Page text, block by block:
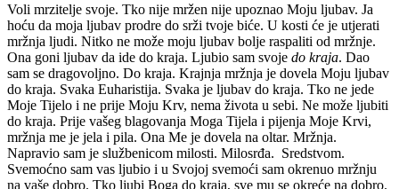
Voli mrzitelje svoje. Tko nije mržen nije upoznao Moju ljubav. Ja
hoću da moja ljubav prodre do srži tvoje biće. U kosti će je utjerati
mržnja ljudi. Nitko ne može moju ljubav bolje raspaliti od mržnje.
Ona goni ljubav da ide do kraja. Ljubio sam svoje do kraja. Dao
sam se dragovoljno. Do kraja. Krajnja mržnja je dovela Moju ljubav
do kraja. Svaka Euharistija. Svaka je ljubav do kraja. Tko ne jede
Moje Tijelo i ne prije Moju Krv, nema života u sebi. Ne može ljubiti
do kraja. Prije vašeg blagovanja Moga Tijela i pijenja Moje Krvi,
mržnja me je jela i pila. Ona Me je dovela na oltar. Mržnja.
Napravio sam je službenicom milosti. Milosrđa. Sredstvom.
Svemoćno sam vas ljubio i u Svojoj svemoći sam okrenuo mržnju
na vaše dobro. Tko ljubi Boga do kraja, sve mu se okreće na dobro.